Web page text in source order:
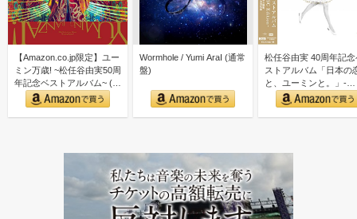
【Amazon.co.jp限定】ユー
ミン万歳! ~松任谷由実50周
年記念ベストアルバム~ (初
回限…
Wormhole / Yumi AraI (通常
盤)
松任谷由実 40周年記念
ストアルバム「日本の
と、ユーミンと。」-
GOLD DISC Editi…